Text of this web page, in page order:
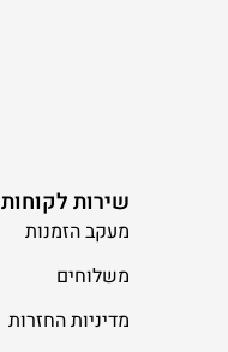
שירות לקוחות
מעקב הזמנות
משלוחים
מדיניות החזרות